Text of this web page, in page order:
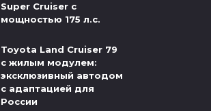
Super Cruiser с
мощностью 175 л.с.
Toyota Land Cruiser 79
с жилым модулем:
эксклюзивный автодом
с адаптацией для
России